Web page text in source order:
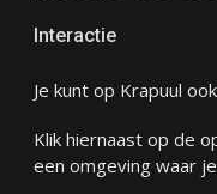
Interactie
Je kunt op Krapuul
Klik hiernaast op de
een omgeving waar